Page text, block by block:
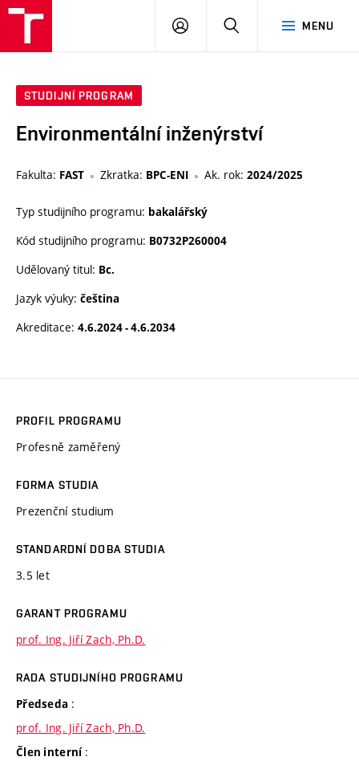
MENU
PŘIHLÁSIT
STUDIJNÍ PROGRAM
Environmentální inženýrství
Fakulta: FAST Zkratka: BPC-ENI Ak. rok: 2024/2025
Typ studijního programu: bakalářský
Kód studijního programu: B0732P260004
Udělovaný titul: Bc.
Jazyk výuky: čeština
Akreditace: 4.6.2024 - 4.6.2034
PROFIL PROGRAMU
Profesně zaměřený
FORMA STUDIA
Prezenční studium
STANDARDNÍ DOBA STUDIA
3.5 let
GARANT PROGRAMU
prof. Ing. Jiří Zach, Ph.D.
RADA STUDIJNÍHO PROGRAMU
Předseda :
prof. Ing. Jiří Zach, Ph.D.
Člen interní :